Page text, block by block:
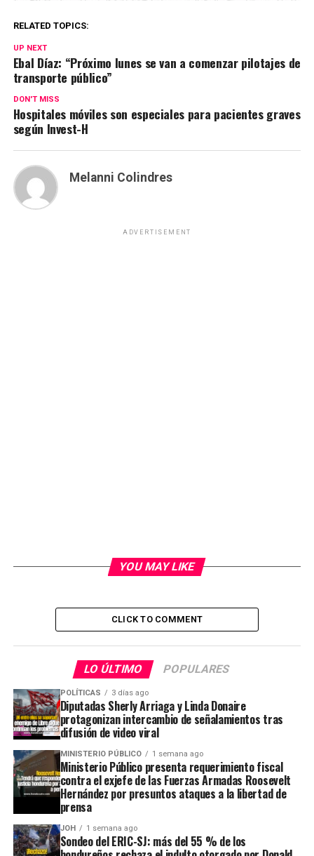
RELATED TOPICS:
UP NEXT
Ebal Díaz: “Próximo lunes se van a comenzar pilotajes de
transporte público”
DON'T MISS
Hospitales móviles son especiales para pacientes graves
según Invest-H
Melanni Colindres
ADVERTISEMENT
YOU MAY LIKE
CLICK TO COMMENT
LO ÚLTIMO POPULARES
POLÍTICAS 3 días ago
Diputadas Sherly Arriaga y Linda Donaire
protagonizan intercambio de señalamientos tras
difusión de video viral
MINISTERIO PÚBLICO 1 semana ago
Ministerio Público presenta requerimiento fiscal
contra el exjefe de las Fuerzas Armadas Roosevelt
Hernández por presuntos ataques a la libertad de
prensa
JOH 1 semana ago
Sondeo del ERIC-SJ: más del 55 % de los